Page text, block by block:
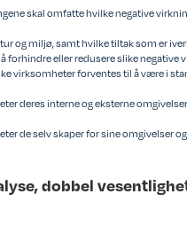
skal omfatte hvilke negative
og miljø, samt hvilke tiltak som er
forhindre eller redusere slike negative
virksomheter forventes til å være i
deres interne og eksterne
de selv skaper for sine omgivelser
dobbel